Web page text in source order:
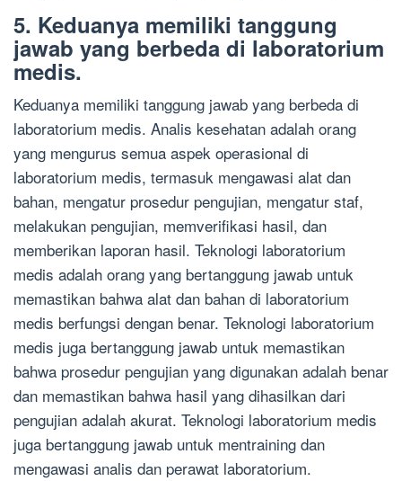
5. Keduanya memiliki tanggung
jawab yang berbeda di laboratorium
medis.
Keduanya memiliki tanggung jawab yang berbeda di
laboratorium medis. Analis kesehatan adalah orang
yang mengurus semua aspek operasional di
laboratorium medis, termasuk mengawasi alat dan
bahan, mengatur prosedur pengujian, mengatur staf,
melakukan pengujian, memverifikasi hasil, dan
memberikan laporan hasil. Teknologi laboratorium
medis adalah orang yang bertanggung jawab untuk
memastikan bahwa alat dan bahan di laboratorium
medis berfungsi dengan benar. Teknologi laboratorium
medis juga bertanggung jawab untuk memastikan
bahwa prosedur pengujian yang digunakan adalah benar
dan memastikan bahwa hasil yang dihasilkan dari
pengujian adalah akurat. Teknologi laboratorium medis
juga bertanggung jawab untuk mentraining dan
mengawasi analis dan perawat laboratorium.